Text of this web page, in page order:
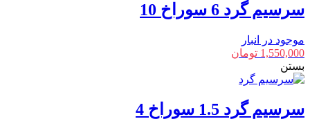
سرسیم گرد 6 سوراخ 10
موجود در انبار
1,550,000 تومان
بستن
سرسیم گرد 1.5 سوراخ 4